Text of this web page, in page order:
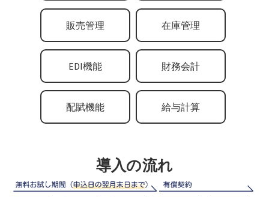
販売管理 在庫管理
EDI機能 財務会計
配賦機能 給与計算
導入の流れ